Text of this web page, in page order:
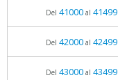
Del 41000al 41499
Del 42000al 42499
Del 43000al 43499